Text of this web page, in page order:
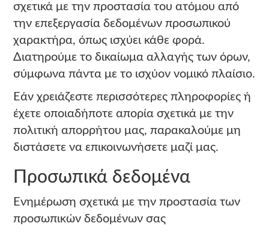
σχετικά με την προστασία του ατόμου από
την επεξεργασία δεδομένων προσωπικού
χαρακτήρα, όπως ισχύει κάθε φορά.
Διατηρούμε το δικαίωμα αλλαγής των όρων,
σύμφωνα πάντα με το ισχύον νομικό πλαίσιο.
Εάν χρειάζεστε περισσότερες πληροφορίες ή
έχετε οποιαδήποτε απορία σχετικά με την
πολιτική απορρήτου μας, παρακαλούμε μη
διστάσετε να επικοινωνήσετε μαζί μας.
Προσωπικά δεδομένα
Ενημέρωση σχετικά με την προστασία των
προσωπικών δεδομένων σας